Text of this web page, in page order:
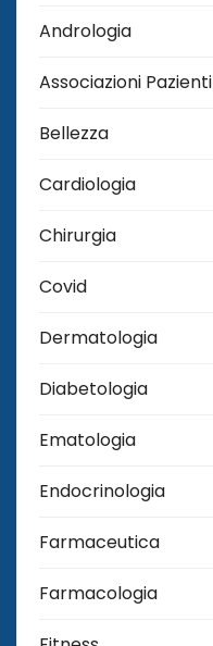
Andrologia
Associazioni Pazienti
Bellezza
Cardiologia
Chirurgia
Covid
Dermatologia
Diabetologia
Ematologia
Endocrinologia
Farmaceutica
Farmacologia